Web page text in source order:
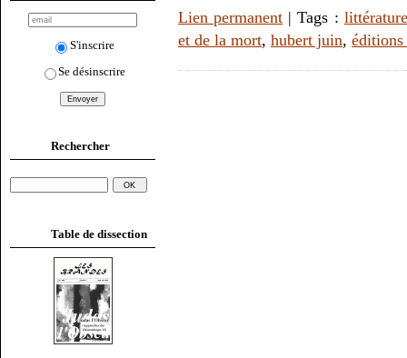
S'inscrire
Se désinscrire
Rechercher
Table de dissection
Lien permanent | Tags : littérature
et de la mort, hubert juin, éditions